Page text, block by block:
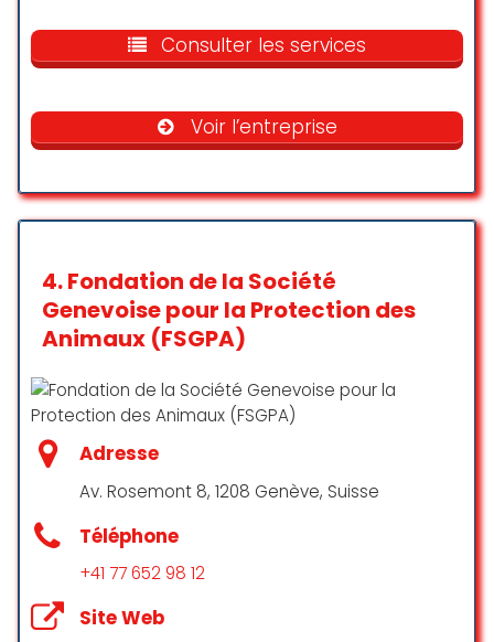
Magnifique refuge moderne et très
propre ! On y est bien accueilli et
bien renseigné. Les bénévoles
offrir et nous proposent des chats
avec lesquels ça pourrait matcher
heureux 🙂 c’est vraiment le bien-
être du chat qui passe avant tout
Pomme (alias M&M4) adoptée il y
a un an a bien grandi et se porte
très bien, on a même bénéficié
d’un suivi après l’adoption pour
s’adapte au mieux bref le top,
allez-y les yeux fermés et merci
ces vies sauvées, continuez
comme ça !!
Consulter les services
Voir l’entreprise
4.Fondation de la Société
Genevoise pour la Protection des
Animaux (FSGPA)
Adresse
Av. Rosemont 8, 1208 Genève, Suisse
Téléphone
+41 77 652 98 12
Site Web